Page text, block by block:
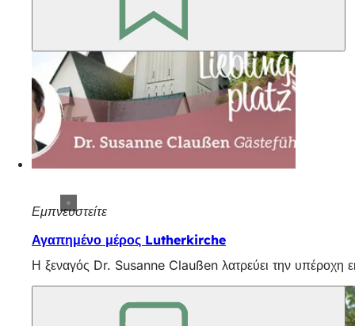
Εμπνευστείτε
Αγαπημένο μέρος Lutherkirche
Η ξεναγός Dr. Susanne Claußen λατρεύει την υπέροχη